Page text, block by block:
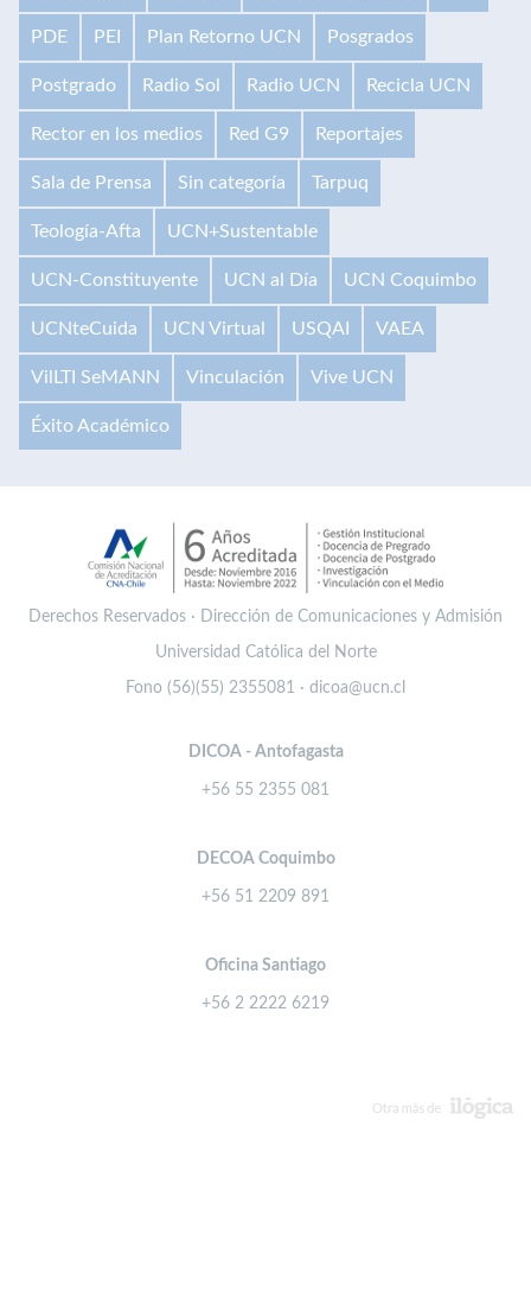
PDE PEI Plan Retorno UCN Posgrados
Postgrado Radio Sol Radio UCN Recicla UCN
Rector en los medios Red G9 Reportajes
Sala de Prensa Sin categoría Tarpuq
Teología-Afta UCN+Sustentable
UCN-Constituyente UCN al Día UCN Coquimbo
UCNteCuida UCN Virtual USQAI VAEA
VilLTI SeMANN Vinculación Vive UCN
Éxito Académico
Derechos Reservados · Dirección de Comunicaciones y Admisión
Universidad Católica del Norte
Fono (56)(55) 2355081 · dicoa@ucn.cl
DICOA - Antofagasta
+56 55 2355 081
DECOA Coquimbo
+56 51 2209 891
Oficina Santiago
+56 2 2222 6219